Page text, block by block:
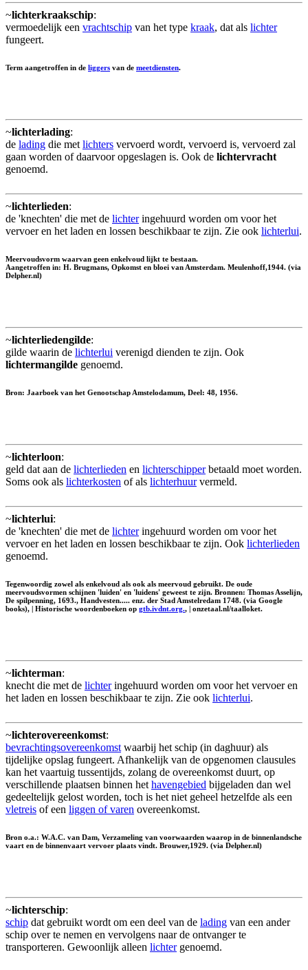
~lichterkraakschip:
vermoedelijk een vrachtschip van het type kraak, dat als lichter
fungeert.
Term aangetroffen in de liggers van de meetdiensten.
~lichterlading:
de lading die met lichters vervoerd wordt, vervoerd is, vervoerd zal
gaan worden of daarvoor opgeslagen is. Ook de lichtervracht
genoemd.
~lichterlieden:
de 'knechten' die met de lichteringehuurd worden om voor het
vervoer en het laden en lossen beschikbaar te zijn. Zie ook lichterlui.
Meervoudsvorm waarvan geen enkelvoud lijkt te bestaan.
Aangetroffen in: H. Brugmans, Opkomst en bloei van Amsterdam. Meulenhoff,1944. (via
Delpher.nl)
~lichterliedengilde:
gilde waarin de lichterlui verenigd dienden te zijn. Ook
lichtermangilde genoemd.
Bron: Jaarboek van het Genootschap Amstelodamum, Deel: 48, 1956.
~lichterloon:
geld dat aan de lichterlieden en lichterschipperbetaald moet worden.
Soms ook als lichterkosten of als lichterhuurvermeld.
~lichterlui:
de 'knechten' die met de lichteringehuurd worden om voor het
vervoer en het laden en lossen beschikbaar te zijn. Ook lichterlieden
genoemd.
Tegenwoordig zowel als enkelvoud als ook als meervoud gebruikt. De oude
meervoudsvormen schijnen 'luiden' en 'luidens' geweest te zijn. Bronnen: Thomas Asselijn,
De spilpenning, 1693., Handvesten..... enz. der Stad Amstelredam 1748. (via Google
books), | Historische woordenboeken op gtb.ivdnt.org., | onzetaal.nl/taalloket.
~lichterman:
knecht die met de lichteringehuurd worden om voor het vervoer en
het laden en lossen beschikbaar te zijn. Zie ook lichterlui.
~lichterovereenkomst:
bevrachtingsovereenkomst waarbij het schip (in daghuur) als
tijdelijke opslag fungeert. Afhankelijk van de opgenomen clausules
kan het vaartuig tussentijds, zolang de overeenkomst duurt, op
verschillende plaatsen binnen het havengebied bijgeladen dan wel
gedeeltelijk gelost worden, toch is het niet geheel hetzelfde als een
vletreis of een liggen of varen overeenkomst.
Bron o.a.: W.A.C. van Dam, Verzameling van voorwaarden waarop in de binnenlandsche
vaart en de binnenvaart vervoer plaats vindt. Brouwer,1929. (via Delpher.nl)
~lichterschip:
schip dat gebruikt wordt om een deel van de lading van een ander
schip over te nemen en vervolgens naar de ontvanger te
transporteren. Gewoonlijk alleen lichtergenoemd.